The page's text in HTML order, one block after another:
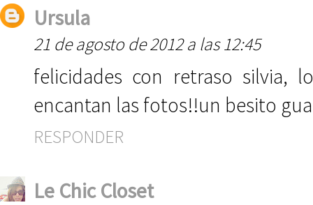
Ursula
21 de agosto de 2012 a las 12:45
felicidades con retraso
encantan las fotos!!un besito
RESPONDER
Le Chic Closet